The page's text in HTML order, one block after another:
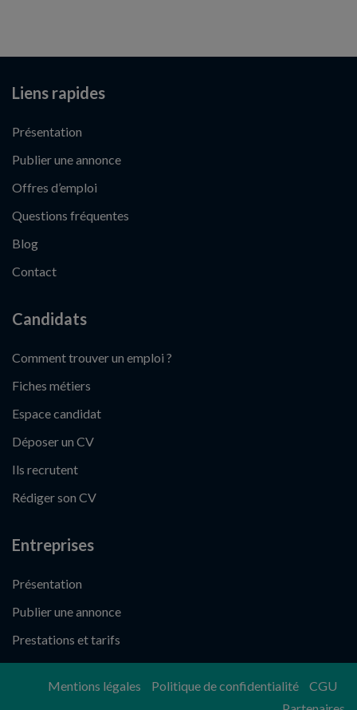
Liens rapides
Présentation
Publier une annonce
Offres d’emploi
Questions fréquentes
Blog
Contact
Candidats
Comment trouver un emploi ?
Fiches métiers
Espace candidat
Déposer un CV
Ils recrutent
Rédiger son CV
Entreprises
Présentation
Publier une annonce
Prestations et tarifs
Mentions légales Politique de confidentialité
CGU